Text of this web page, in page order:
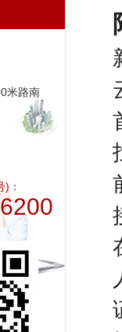
米路南
) ：